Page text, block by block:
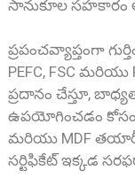
సానుకూల సహకారం
ప్రపంచవ్యాప్తంగా
PEFC, FSC మరియు
ప్రదానం చేస్తూ,
ఉపయోగించడం కోసం
మరియు MDF
సర్టిఫికేట్ ఇక్కడ